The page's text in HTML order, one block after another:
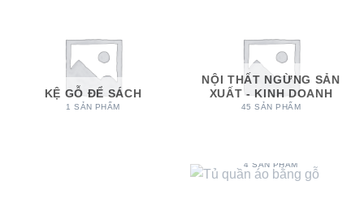
KỆ GỖ ĐỂ SÁCH
1 SẢN PHẨM
NỘI THẤT NGỪNG SẢN
XUẤT - KINH DOANH
45 SẢN PHẨM
4 SẢN PHẨM